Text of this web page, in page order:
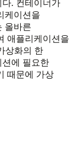
케이션을
올바른
애플리케이션을
상화의 한
에 필요한
때문에 가상